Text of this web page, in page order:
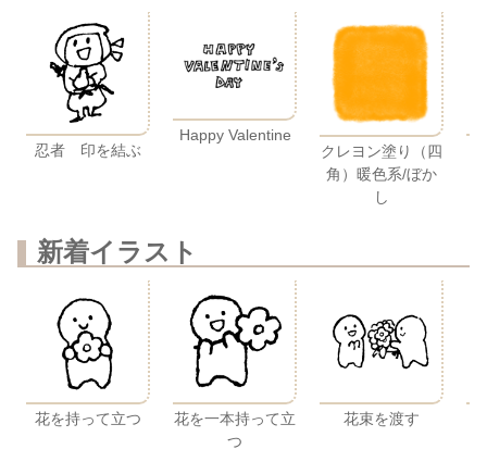
忍者 印を結ぶ
Happy Valentine
クレヨン塗り（四
角）暖色系/ぼか
し
新着イラスト
花を持って立つ
花を一本持って立
つ
花束を渡す